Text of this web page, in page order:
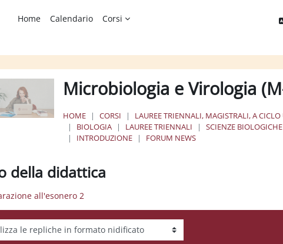
Home
Calendario Corsi
Microbiologia e Virologia
HOME CORSI LAUREE TRIENNALI, MAGISTRALI, A
BIOLOGIA
LAUREE TRIENNALI SCIENZE BIOLOGICHE
INTRODUZIONE
FORUM NEWS
della didattica
all'esonero 2
visualizzazione